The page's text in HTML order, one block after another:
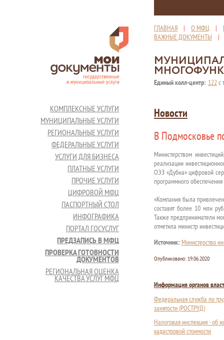
ГЛАВНАЯ | О МФЦ |
ВАЖНЫЕ ДОКУМЕНТЫ
Единый колл-центр: 122с
КОМПЛЕКСНЫЕ УСЛУГИ
МУНИЦИПАЛЬНЫЕ УСЛУГИ
РЕГИОНАЛЬНЫЕ УСЛУГИ
ФЕДЕРАЛЬНЫЕ УСЛУГИ
УСЛУГИ ДЛЯ БИЗНЕСА
ПЛАТНЫЕ УСЛУГИ
ПРОЧИЕ УСЛУГИ
ЦИФРОВОЙ МФЦ
ПАСПОРТНЫЙ СТОЛ
ИНФОГРАФИКА
ПОРТАЛ ГОСУСЛУГ
ПРЕДЗАПИСЬ В МФЦ
ПРОВЕРКА ГОТОВНОСТИ
ДОКУМЕНТОВ
РЕГИОНАЛЬНАЯ ОЦЕНКА
КАЧЕСТВА УСЛУГ МФЦ
Новости
В Подмосковье
Министерством
реализации
ОЭЗ «Дубна» цифровой
программного
«Компания была
составят более 10 млн
Также предприниматели
отметила министр
Источник: Министерство
Опубликовано: 19.06.2020
Информация органов
Федеральная служба по
занятости (РОСТРУД)
Налоговая инспекция - об
кадастровой стоимости